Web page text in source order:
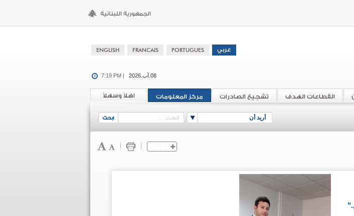
08.آب.2026 7:19 PM |
اهلاً وسهلاً مركز المعلومات تشجيع الصادرات القطاعات الهدف
أريد أن